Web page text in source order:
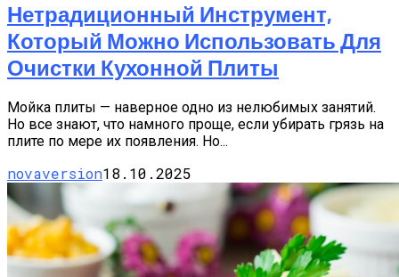
Нетрадиционный Инструмент,
Который Можно Использовать Для
Очистки Кухонной Плиты
Мойка плиты — наверное одно из нелюбимых занятий.
Но все знают, что намного проще, если убирать грязь на
плите по мере их появления. Но...
novaversion18.10.2025